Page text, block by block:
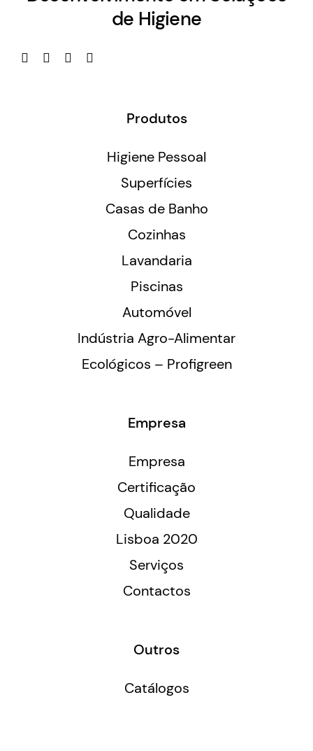
de Higiene
Produtos
Higiene Pessoal
Superfícies
Casas de Banho
Cozinhas
Lavandaria
Piscinas
Automóvel
Indústria Agro-Alimentar
Ecológicos – Profigreen
Empresa
Empresa
Certificação
Qualidade
Lisboa 2020
Serviços
Contactos
Outros
Catálogos